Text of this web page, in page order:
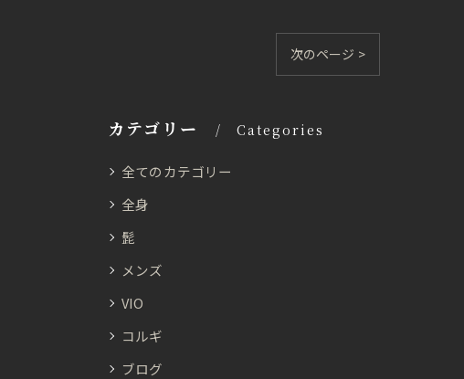
次のページ >
カテゴリー Categories
全てのカテゴリー
全身
髭
メンズ
VIO
コルギ
ブログ